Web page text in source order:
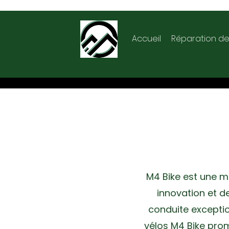
Accueil Réparation
M​4 Bike est une
innovation et
conduite
vélos M4 Bike